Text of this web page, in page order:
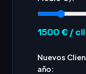
1500 € /
Nuevos
año: